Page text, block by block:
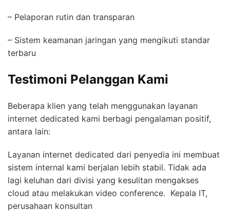
– Pelaporan rutin dan transparan
– Sistem keamanan jaringan yang mengikuti standar
terbaru
Testimoni Pelanggan Kami
Beberapa klien yang telah menggunakan layanan
internet dedicated kami berbagi pengalaman positif,
antara lain:
Layanan internet dedicated dari penyedia ini membuat
sistem internal kami berjalan lebih stabil. Tidak ada
lagi keluhan dari divisi yang kesulitan mengakses
cloud atau melakukan video conference.  Kepala IT,
perusahaan konsultan